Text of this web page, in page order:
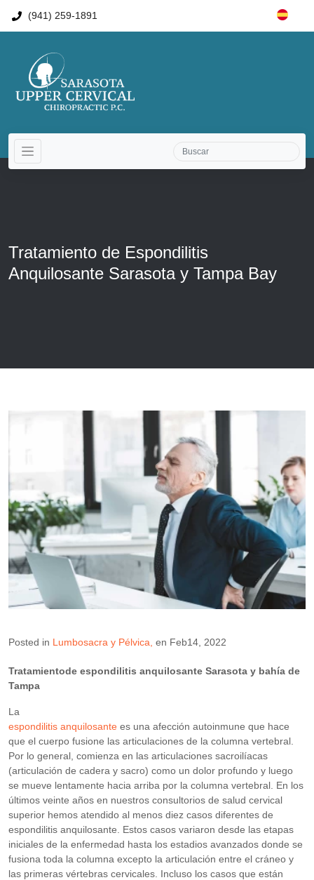
(941) 259-1891
Tratamiento de Espondilitis
Anquilosante Sarasota y Tampa Bay
Posted in Lumbosacra y Pélvica en Feb14, 2022
Tratamientode espondilitis anquilosante Sarasota y bahía de
Tampa
La
espondilitis anquilosante es una afección autoinmune que hace
que el cuerpo fusione las articulaciones de la columna vertebral.
Por lo general, comienza en las articulaciones sacroilíacas
(articulación de cadera y sacro) como un dolor profundo y luego
se mueve lentamente hacia arriba por la columna vertebral. En los
últimos veinte años en nuestros consultorios de salud cervical
superior hemos atendido al menos diez casos diferentes de
espondilitis anquilosante. Estos casos variaron desde las etapas
iniciales de la enfermedad hasta los estadios avanzados donde se
fusiona toda la columna excepto la articulación entre el cráneo y
las primeras vértebras cervicales. Incluso los casos que están